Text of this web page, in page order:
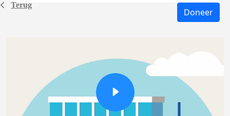
Terug
Doneer